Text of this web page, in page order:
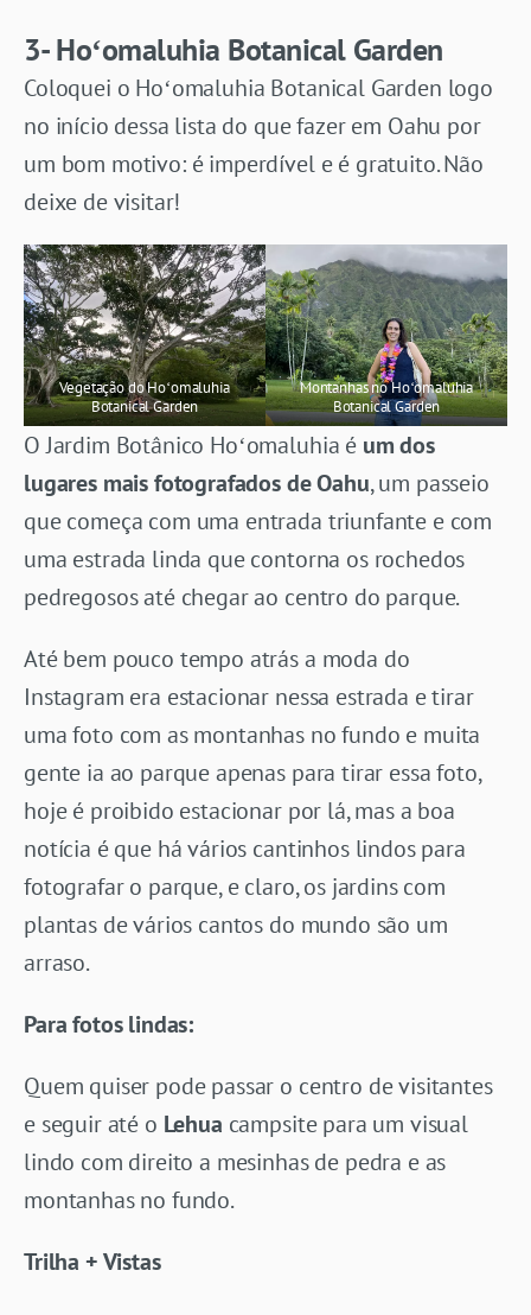
3- Hoʻomaluhia Botanical Garden
Coloquei o Hoʻomaluhia Botanical Garden logo
no início dessa lista do que fazer em Oahu por
um bom motivo: é imperdível e é gratuito. Não
deixe de visitar!
Vegetação do Hoʻomaluhia
Botanical Garden
Montanhas no Hoʻomaluhia
Botanical Garden
O Jardim Botânico Hoʻomaluhia é um dos
lugares mais fotografados de Oahu, um passeio
que começa com uma entrada triunfante e com
uma estrada linda que contorna os rochedos
pedregosos até chegar ao centro do parque.
Até bem pouco tempo atrás a moda do
Instagram era estacionar nessa estrada e tirar
uma foto com as montanhas no fundo e muita
gente ia ao parque apenas para tirar essa foto,
hoje é proibido estacionar por lá, mas a boa
notícia é que há vários cantinhos lindos para
fotografar o parque, e claro, os jardins com
plantas de vários cantos do mundo são um
arraso.
Para fotos lindas:
Quem quiser pode passar o centro de visitantes
e seguir até o Lehua campsite para um visual
lindo com direito a mesinhas de pedra e as
montanhas no fundo.
Trilha + Vistas